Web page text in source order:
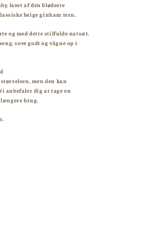
lavet af den blødeste
beige ginham tern.
og med dette stilfulde natsæt,
sove godt og vågne op i
men den kan
anbefaler dig at tage en
brug.